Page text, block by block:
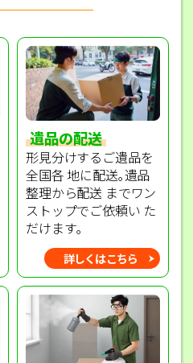
遺品の配送
形見分けするご遺品を
全国各 地に配送｡遺品
整理から配送 までワン
ストップでご依頼い た
だけます｡
詳しくはこちら